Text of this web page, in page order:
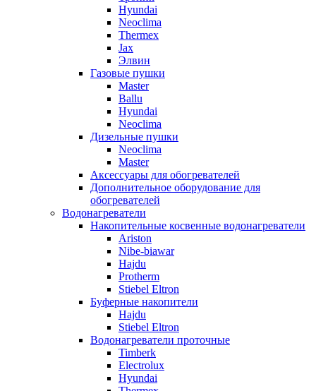
Hyundai
Neoclima
Thermex
Jax
Элвин
Газовые пушки
Master
Ballu
Hyundai
Neoclima
Дизельные пушки
Neoclima
Master
Аксессуары для обогревателей
Дополнительное оборудование для
обогревателей
Водонагреватели
Накопительные косвенные водонагреватели
Ariston
Nibe-biawar
Hajdu
Protherm
Stiebel Eltron
Буферные накопители
Hajdu
Stiebel Eltron
Водонагреватели проточные
Timberk
Electrolux
Hyundai